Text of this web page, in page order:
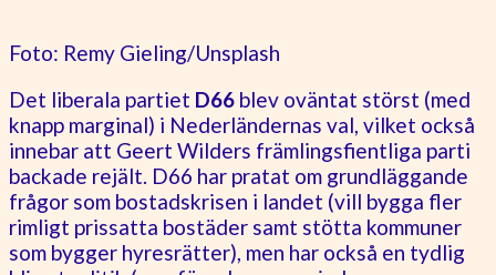
Foto: Remy Gieling/Unsplash
Det liberala partiet D66 blev oväntat störst (med
knapp marginal) i Nederländernas val, vilket också
innebar att Geert Wilders främlingsfientliga parti
backade rejält. D66 har pratat om grundläggande
frågor som bostadskrisen i landet (vill bygga fler
rimligt prissatta bostäder samt stötta kommuner
som bygger hyresrätter), men har också en tydlig